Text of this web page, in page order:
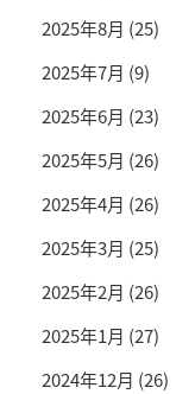
2025年8月 (25)
2025年7月 (9)
2025年6月 (23)
2025年5月 (26)
2025年4月 (26)
2025年3月 (25)
2025年2月 (26)
2025年1月 (27)
2024年12月 (26)